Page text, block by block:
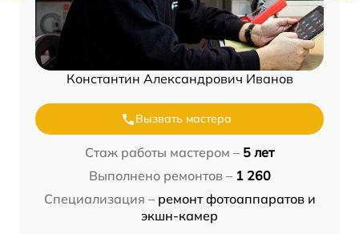
Константин Александрович Иванов
Вызвать мастера
Стаж работы мастером – 5 лет
Выполнено ремонтов – 1 260
Специализация – ремонт фотоаппаратов и
экшн-камер